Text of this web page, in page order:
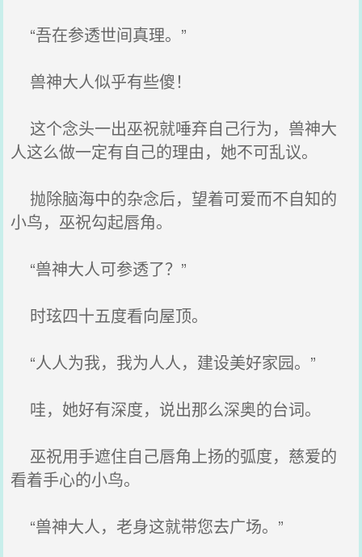
“吾在参透世间真理。”
兽神大人似乎有些傻！
这个念头一出巫祝就唾弃自己行为，兽神大
人这么做一定有自己的理由，她不可乱议。
抛除脑海中的杂念后，望着可爱而不自知的
小鸟，巫祝勾起唇角。
“兽神大人可参透了？”
时玹四十五度看向屋顶。
“人人为我，我为人人，建设美好家园。”
哇，她好有深度，说出那么深奥的台词。
巫祝用手遮住自己唇角上扬的弧度，慈爱的
看着手心的小鸟。
“兽神大人，老身这就带您去广场。”